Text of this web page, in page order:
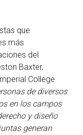
que
más
del
Baxter,
College
de diversos
en los campos
y diseño
generan